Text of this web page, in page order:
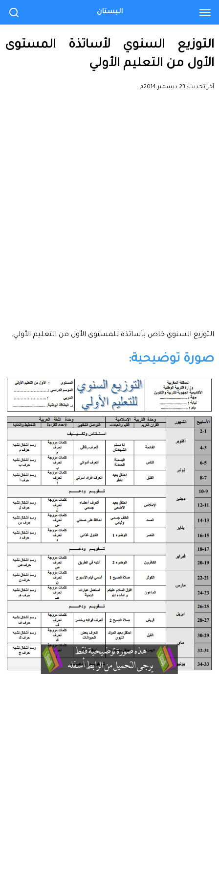
التوزيع السنوي لأساتذة المستوى
الأول من التعليم الأولي
آخر تحديث: 23 ديسمبر 2014م
التوزيع السنوي خاص بأساتذة للمستوى الأول من التعليم الأولي.
صورة توضيحية:
البستان